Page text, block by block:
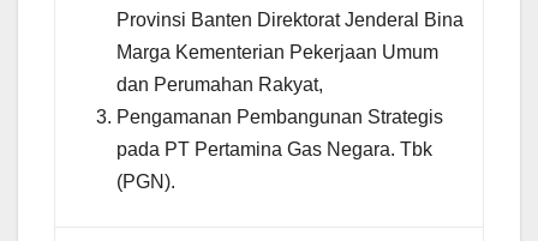
Provinsi Banten Direktorat Jenderal Bina
Marga Kementerian Pekerjaan Umum
dan Perumahan Rakyat,
Pengamanan Pembangunan Strategis
pada PT Pertamina Gas Negara. Tbk
(PGN).